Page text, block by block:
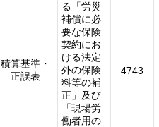
積算基準・
正誤表
る「労災
補償に必
要な保険
契約にお
ける法定
外の保険
料等の補
正」及び
「現場労
働者用の
4743